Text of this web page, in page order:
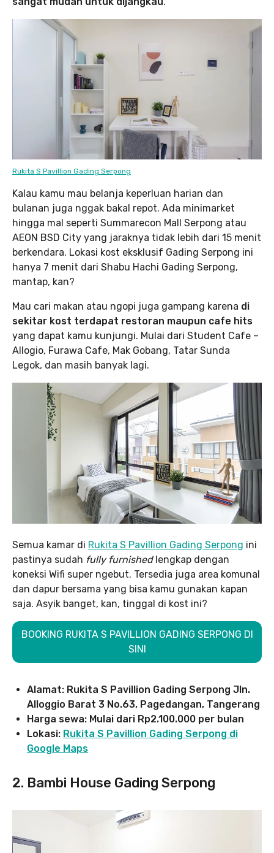
Rukita S Pavillion Gading Serpong
Kalau kamu mau belanja keperluan harian dan
bulanan juga nggak bakal repot. Ada minimarket
hingga mal seperti Summarecon Mall Serpong atau
AEON BSD City yang jaraknya tidak lebih dari 15 menit
berkendara. Lokasi kost eksklusif Gading Serpong ini
hanya 7 menit dari Shabu Hachi Gading Serpong,
mantap, kan?
Mau cari makan atau ngopi juga gampang karena di
sekitar kost terdapat restoran maupun cafe hits
yang dapat kamu kunjungi. Mulai dari Student Cafe –
Allogio, Furawa Cafe, Mak Gobang, Tatar Sunda
Legok, dan masih banyak lagi.
Semua kamar di Rukita S Pavillion Gading Serpong ini
pastinya sudah fully furnishedlengkap dengan
koneksi Wifi super ngebut. Tersedia juga area komunal
dan dapur bersama yang bisa kamu gunakan kapan
saja. Asyik banget, kan, tinggal di kost ini?
BOOKING RUKITA S PAVILLION GADING SERPONG DI
SINI
Alamat: Rukita S Pavillion Gading Serpong Jln.
Alloggio Barat 3 No.63, Pagedangan, Tangerang
Harga sewa: Mulai dari Rp2.100.000 per bulan
Lokasi: Rukita S Pavillion Gading Serpong di
Google Maps
2. Bambi House Gading Serpong